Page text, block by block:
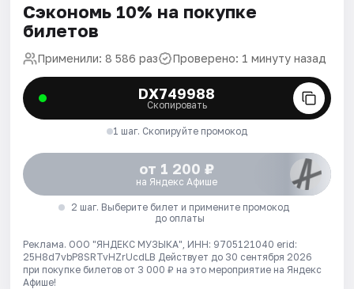
Сэкономь 10% на покупке
билетов
Применили: 8 586 раз Проверено: 1 минуту назад
DX749988
Скопировать
1 шаг. Скопируйте промокод
от 1 200 ₽
на Яндекс Афише
2 шаг. Выберите билет и примените промокод
до оплаты
Реклама. ООО "ЯНДЕКС МУЗЫКА", ИНН: 9705121040 erid:
25H8d7vbP8SRTvHZrUcdLB Действует до 30 сентября 2026
при покупке билетов от 3 000 ₽ на это мероприятие на Яндекс
Афише!